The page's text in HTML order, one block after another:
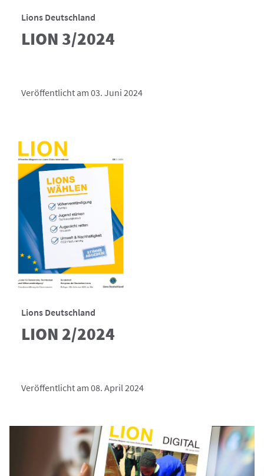
Lions Deutschland
LION 3/2024
Veröffentlicht am 03. Juni 2024
Lions Deutschland
LION 2/2024
Veröffentlicht am 08. April 2024